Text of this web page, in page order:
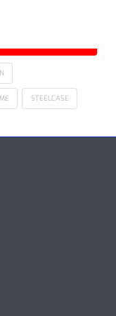
STEELCASE